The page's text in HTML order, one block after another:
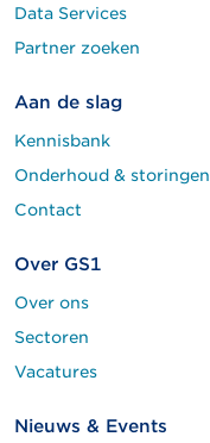
Data Services
Partner zoeken
Aan de slag
Kennisbank
Onderhoud & storingen
Contact
Over GS1
Over ons
Sectoren
Vacatures
Nieuws & Events